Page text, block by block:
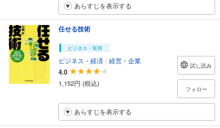
あらすじを表示する
任せる技術
ビジネス・実用
ビジネス・経済 / 経営・企業
4.0
1,152円 (税込)
試し読み
フォロー
あらすじを表示する